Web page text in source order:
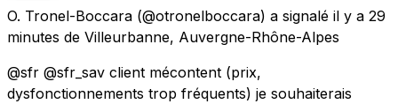
O. Tronel-Boccara (@otronelboccara) a signalé il y a 29
minutes de Villeurbanne, Auvergne-Rhône-Alpes
@sfr @sfr_sav client mécontent (prix,
dysfonctionnements trop fréquents) je souhaiterais